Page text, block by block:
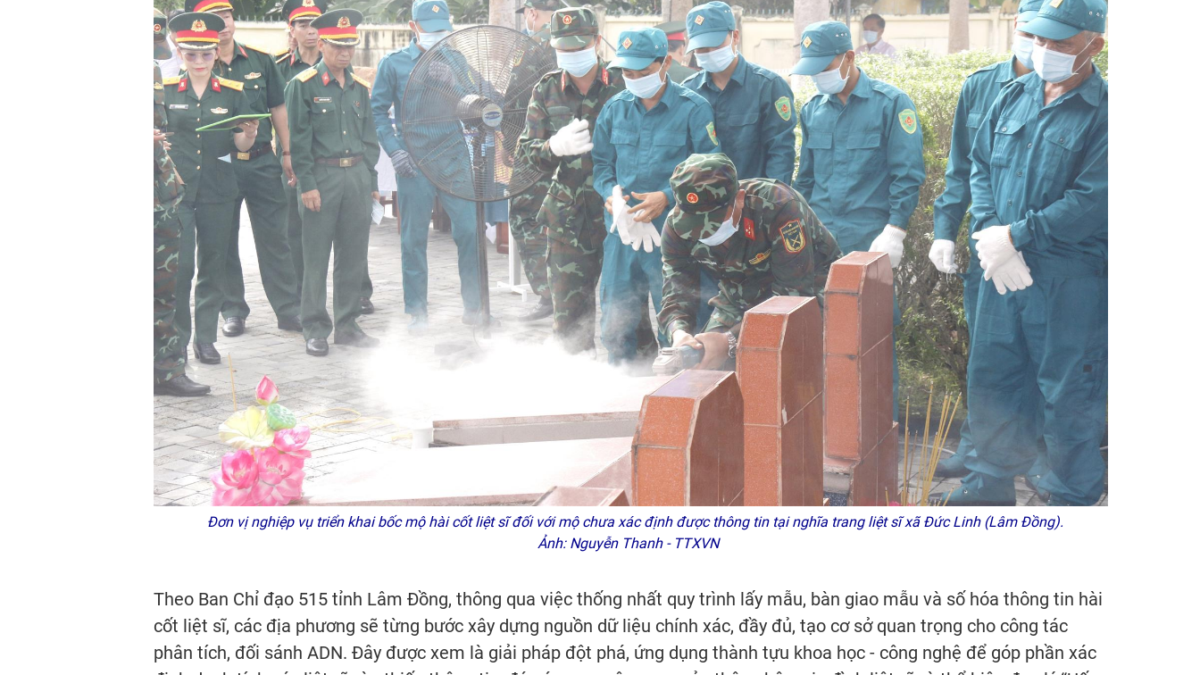
Đơn vị nghiệp vụ triển khai bốc mộ hài cốt liệt sĩ đối với mộ chưa xác định được thông tin tại nghĩa trang liệt sĩ xã Đức Linh (Lâm Đồng).
Ảnh: Nguyễn Thanh - TTXVN
Theo Ban Chỉ đạo 515 tỉnh Lâm Đồng, thông qua việc thống nhất quy trình lấy mẫu, bàn giao mẫu và số hóa thông tin hài
cốt liệt sĩ, các địa phương sẽ từng bước xây dựng nguồn dữ liệu chính xác, đầy đủ, tạo cơ sở quan trọng cho công tác
phân tích, đối sánh ADN. Đây được xem là giải pháp đột phá, ứng dụng thành tựu khoa học - công nghệ để góp phần xác